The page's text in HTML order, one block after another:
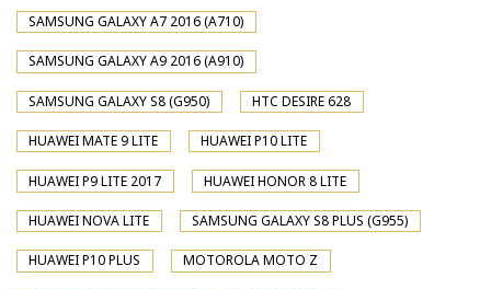
SAMSUNG GALAXY A7 2016 (A710)
SAMSUNG GALAXY A9 2016 (A910)
SAMSUNG GALAXY S8 (G950) HTC DESIRE 628
HUAWEI MATE 9 LITE HUAWEI P10 LITE
HUAWEI P9 LITE 2017 HUAWEI HONOR 8 LITE
HUAWEI NOVA LITE SAMSUNG GALAXY S8 PLUS (G955)
HUAWEI P10 PLUS MOTOROLA MOTO Z